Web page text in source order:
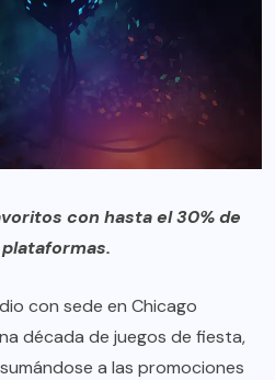
con hasta el 30% de
con sede en Chicago
década de juegos de fiesta,
a las promociones